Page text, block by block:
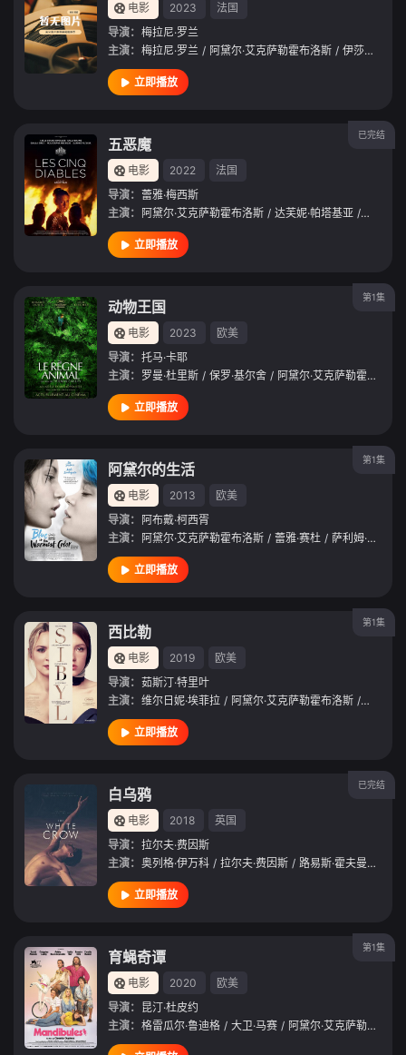
电影 2023
法国
导演： 梅拉尼·罗兰
主演： 梅拉尼·罗兰 / 阿黛尔·艾克萨勒霍布洛斯 / 伊莎贝尔·阿佳妮
立即播放
已完结
五恶魔
电影 2022
法国
导演： 蕾雅·梅西斯
主演： 阿黛尔·艾克萨勒霍布洛斯 / 达芙妮·帕塔基亚 / 诺亚·阿
立即播放
第1集
动物王国
电影 2023
欧美
导演： 托马·卡耶
主演： 罗曼·杜里斯 / 保罗·基尔舍 / 阿黛尔·艾克萨勒霍布洛斯
立即播放
第1集
阿黛尔的生活
电影 2013
欧美
导演： 阿布戴·柯西胥
主演： 阿黛尔·艾克萨勒霍布洛斯 / 蕾雅·赛杜 / 萨利姆·克希乌什
立即播放
第1集
西比勒
电影 2019
欧美
导演： 茹斯汀·特里叶
主演： 维尔日妮·埃菲拉 / 阿黛尔·艾克萨勒霍布洛斯 / 加斯帕
立即播放
已完结
白乌鸦
电影 2018
英国
导演： 拉尔夫·费因斯
主演： 奥列格·伊万科 / 拉尔夫·费因斯 / 路易斯·霍夫曼 /
立即播放
第1集
育蝇奇谭
电影 2020
欧美
导演： 昆汀·杜皮约
主演： 格雷瓜尔·鲁迪格 / 大卫·马赛 / 阿黛尔·艾克萨勒霍布洛斯